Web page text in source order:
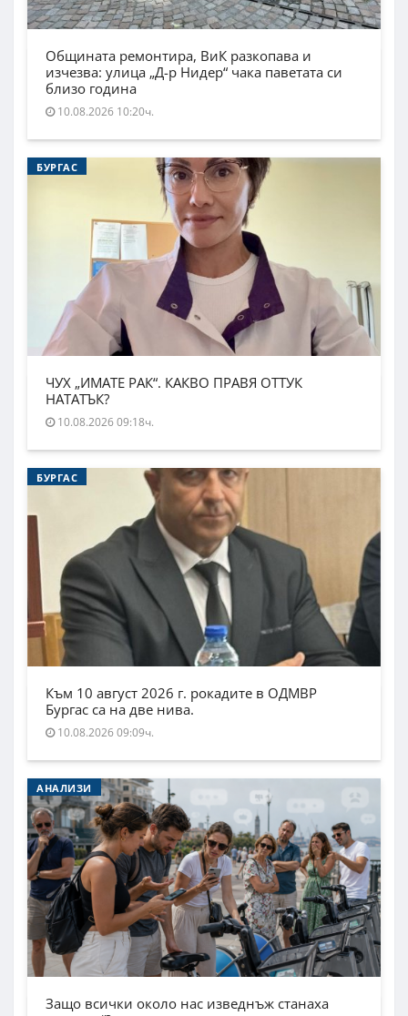
Общината ремонтира, ВиК разкопава и
изчезва: улица „Д-р Нидер“ чака паветата си
близо година
10.08.2026 10:20ч.
БУРГАС
ЧУХ „ИМАТЕ РАК“. КАКВО ПРАВЯ ОТТУК
НАТАТЪК?
10.08.2026 09:18ч.
БУРГАС
Към 10 август 2026 г. рокадите в ОДМВР
Бургас са на две нива.
10.08.2026 09:09ч.
АНАЛИЗИ
Защо всички около нас изведнъж станаха